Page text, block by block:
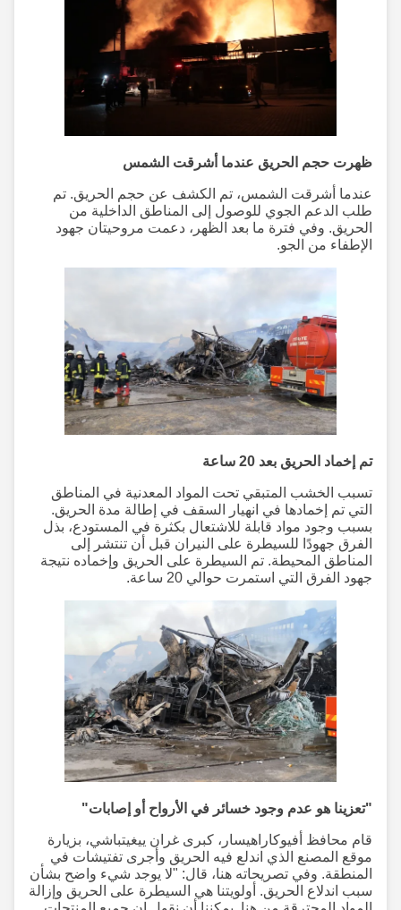
ظهرت حجم الحريق عندما أشرقت الشمس
عندما أشرقت الشمس، تم الكشف عن حجم الحريق. تم
طلب الدعم الجوي للوصول إلى المناطق الداخلية من
الحريق. وفي فترة ما بعد الظهر، دعمت مروحيتان جهود
الإطفاء من الجو.
تم إخماد الحريق بعد 20 ساعة
تسبب الخشب المتبقي تحت المواد المعدنية في المناطق
التي تم إخمادها في انهيار السقف في إطالة مدة الحريق.
بسبب وجود مواد قابلة للاشتعال بكثرة في المستودع، بذل
الفرق جهودًا للسيطرة على النيران قبل أن تنتشر إلى
المناطق المحيطة. تم السيطرة على الحريق وإخماده نتيجة
جهود الفرق التي استمرت حوالي 20 ساعة.
"تعزينا هو عدم وجود خسائر في الأرواح أو إصابات"
قام محافظ أفيوكاراهيسار، كبرى غران ييغيتباشي، بزيارة
موقع المصنع الذي اندلع فيه الحريق وأجرى تفتيشات في
المنطقة. وفي تصريحاته هنا، قال: "لا يوجد شيء واضح بشأن
سبب اندلاع الحريق. أولويتنا هي السيطرة على الحريق وإزالة